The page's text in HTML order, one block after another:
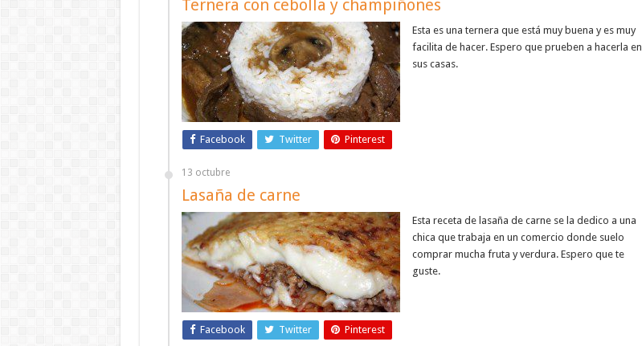
Ternera con cebolla y champiñones
Esta es una ternera que está muy buena y es muy
facilita de hacer. Espero que prueben a hacerla en
sus casas.
Facebook Twitter Pinterest
13 octubre
Lasaña de carne
Esta receta de lasaña de carne se la dedico a una
chica que trabaja en un comercio donde suelo
comprar mucha fruta y verdura. Espero que te
guste.
Facebook Twitter Pinterest